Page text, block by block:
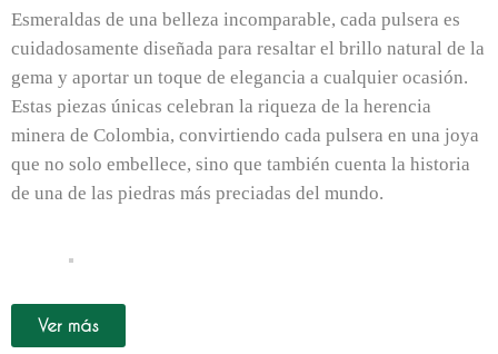
Esmeraldas de una belleza incomparable, cada pulsera es
cuidadosamente diseñada para resaltar el brillo natural de la
gema y aportar un toque de elegancia a cualquier ocasión.
Estas piezas únicas celebran la riqueza de la herencia
minera de Colombia, convirtiendo cada pulsera en una joya
que no solo embellece, sino que también cuenta la historia
de una de las piedras más preciadas del mundo.
Ver más